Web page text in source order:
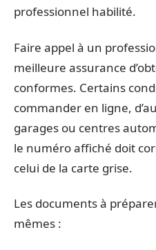
professionnel habilité.
Faire appel à un
meilleure assurance
conformes. Certains
commander en ligne,
garages ou centres
le numéro affiché doit
celui de la carte grise.
Les documents à
mêmes :